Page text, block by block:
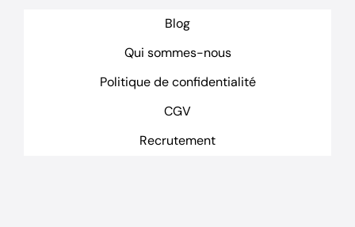
Blog
Qui sommes-nous
Politique de confidentialité
CGV
Recrutement